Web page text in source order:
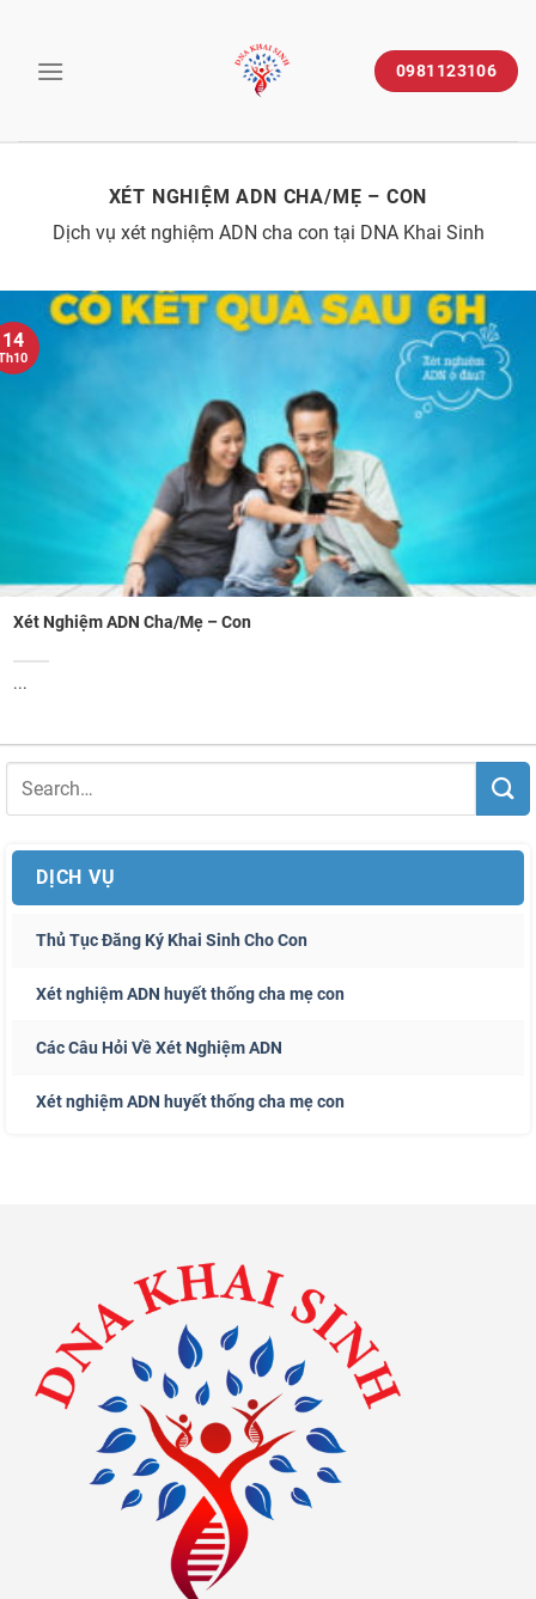
content
0981123106
XÉT NGHIỆM ADN CHA/MẸ – CON
Dịch vụ xét nghiệm ADN cha con tại DNA Khai Sinh
Xét Nghiệm ADN Cha/Mẹ – Con
...
14
DỊCH VỤ
Thủ Tục Đăng Ký Khai Sinh Cho Con
Xét nghiệm ADN huyết thống cha mẹ con
Các Câu Hỏi Về Xét Nghiệm ADN
Xét nghiệm ADN huyết thống cha mẹ con